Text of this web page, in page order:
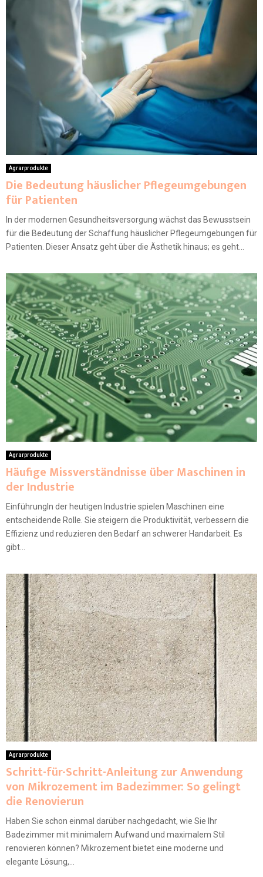
Agrarprodukte
Die Bedeutung häuslicher Pflegeumgebungen
für Patienten
In der modernen Gesundheitsversorgung wächst das Bewusstsein
für die Bedeutung der Schaffung häuslicher Pflegeumgebungen für
Patienten. Dieser Ansatz geht über die Ästhetik hinaus; es geht...
Agrarprodukte
Häufige Missverständnisse über Maschinen in
der Industrie
EinführungIn der heutigen Industrie spielen Maschinen eine
entscheidende Rolle. Sie steigern die Produktivität, verbessern die
Effizienz und reduzieren den Bedarf an schwerer Handarbeit. Es
gibt...
Agrarprodukte
Schritt-für-Schritt-Anleitung zur Anwendung
von Mikrozement im Badezimmer: So gelingt
die Renovierun
Haben Sie schon einmal darüber nachgedacht, wie Sie Ihr
Badezimmer mit minimalem Aufwand und maximalem Stil
renovieren können? Mikrozement bietet eine moderne und
elegante Lösung,...